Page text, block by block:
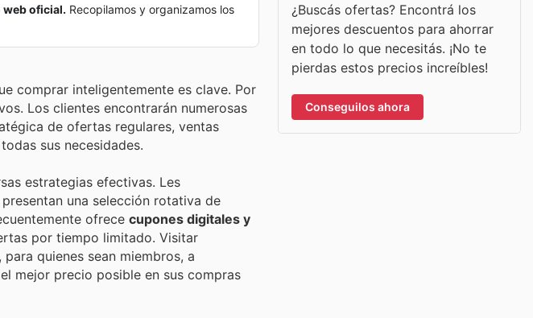
web oficial. Recopilamos y organizamos los
comprar inteligentemente es clave. Por
Los clientes encontrarán numerosas
de ofertas regulares, ventas
sus necesidades.
estrategias efectivas. Les
presentan una selección rotativa de
ofrece cupones digitales y
por tiempo limitado. Visitar
quienes sean miembros, a
mejor precio posible en sus compras
¿Buscás ofertas? Encontrá los
mejores descuentos para ahorrar
en todo lo que necesitás. ¡No te
pierdas estos precios increíbles!
Conseguilos ahora